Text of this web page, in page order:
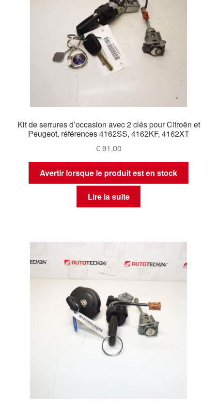
Kit de serrures d’occasion avec 2 clés pour Citroën et
Peugeot, références 4162SS, 4162KF, 4162XT
€91,00
Avertir lorsque le produit est en stock
Lire la suite